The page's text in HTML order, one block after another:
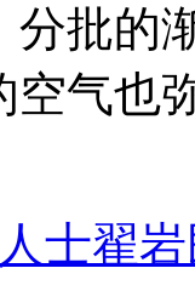
分批的
空气也
士翟